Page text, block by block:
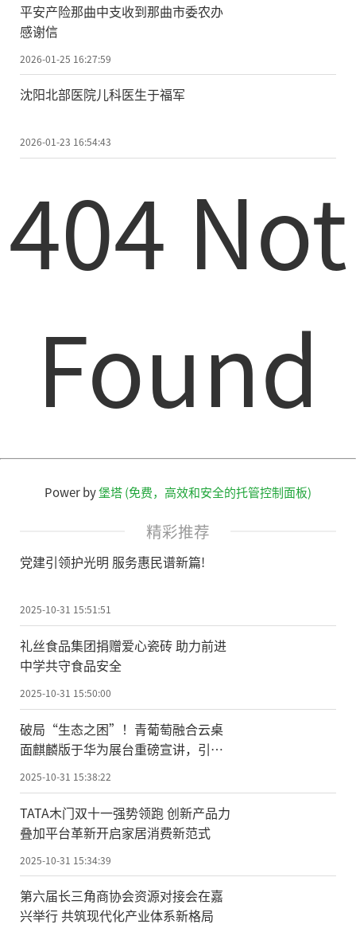
平安产险那曲中支收到那曲市委农办
感谢信
2026-01-25 16:27:59
沈阳北部医院儿科医生于福军
2026-01-23 16:54:43
404 Not
Found
Power by堡塔 (免费，高效和安全的托管控制面板)
精彩推荐
党建引领护光明 服务惠民谱新篇!
2025-10-31 15:51:51
礼丝食品集团捐赠爱心瓷砖 助力前进
中学共守食品安全
2025-10-31 15:50:00
破局“生态之困”！青葡萄融合云桌
面麒麟版于华为展台重磅宣讲，引领
2025-10-31 15:38:22
TATA木门双十一强势领跑 创新产品力
叠加平台革新开启家居消费新范式
2025-10-31 15:34:39
第六届长三角商协会资源对接会在嘉
兴举行 共筑现代化产业体系新格局